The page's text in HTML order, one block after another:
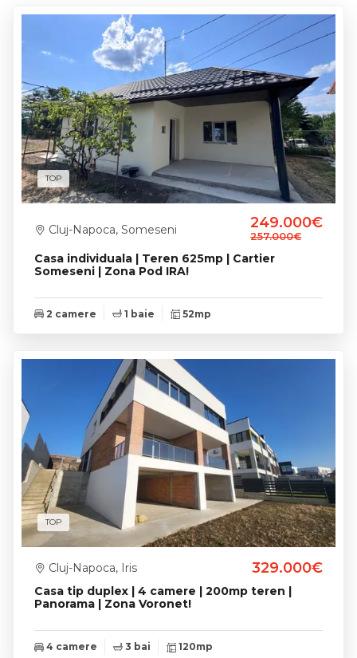
TOP
Casa individuala | Teren 625mp | Cartier
Someseni | Zona Pod IRA!
Cluj-Napoca, Someseni 249.000€
257.000€
2 camere 1 baie 52mp
TOP
Casa tip duplex | 4 camere | 200mp teren |
Panorama | Zona Voronet!
Cluj-Napoca, Iris 329.000€
4 camere 3 bai 120mp